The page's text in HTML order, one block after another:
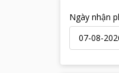
Ngày nhận